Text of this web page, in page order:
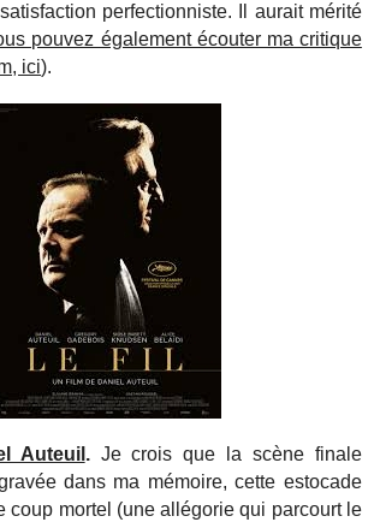
perfectionniste. Il aurait mérité
pouvez également écouter ma critique
ici).
Auteuil .Je crois que la scène finale
dans ma mémoire, cette estocade
coup mortel (une allégorie qui parcourt le